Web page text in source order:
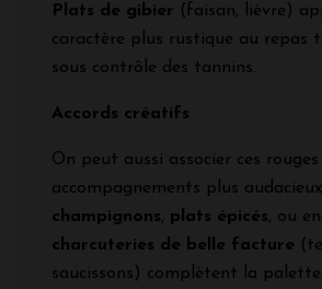
Plats de gibier (faisan, lièvre)
caractère plus rustique au repas
sous contrôle des tannins.
Accords créatifs
On peut aussi associer ces rouges
accompagnements plus
champignons, plats épicés, ou
charcuteries de belle facture
saucissons) complètent la